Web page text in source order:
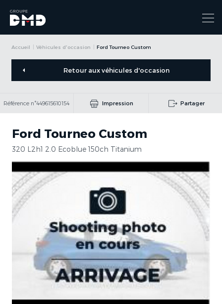
Accueil Véhicules d'occasion Ford Tourneo Custom
Retour aux véhicules d'occasion
Référence n°449615610154 Impression Partager
Ford Tourneo Custom
320 L2h1 2.0 Ecoblue 150ch Titanium